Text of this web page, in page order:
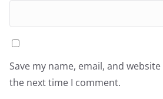
Save my name, email, and
the next time I comment.